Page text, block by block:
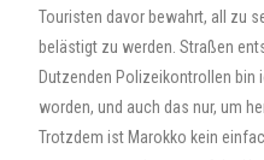
Touristen davor bewahrt, all zu
belästigt zu werden. Straßen
Dutzenden Polizeikontrollen bin
worden, und auch das nur, um
Trotzdem ist Marokko kein